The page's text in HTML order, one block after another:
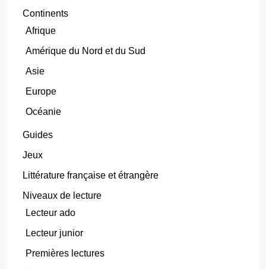
Continents
Afrique
Amérique du Nord et du Sud
Asie
Europe
Océanie
Guides
Jeux
Littérature française et étrangère
Niveaux de lecture
Lecteur ado
Lecteur junior
Premières lectures